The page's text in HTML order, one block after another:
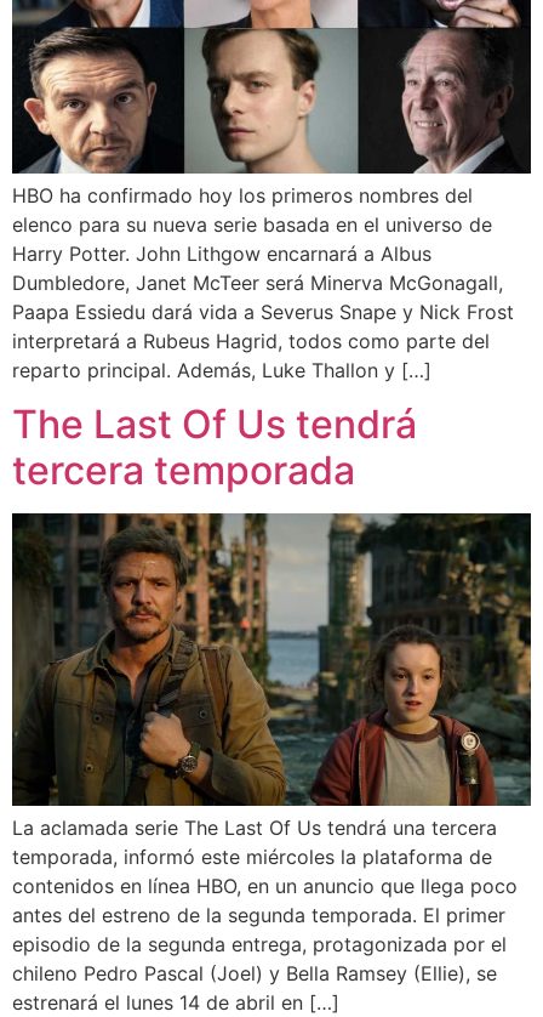
HBO ha confirmado hoy los primeros nombres del
elenco para su nueva serie basada en el universo de
Harry Potter. John Lithgow encarnará a Albus
Dumbledore, Janet McTeer será Minerva McGonagall,
Paapa Essiedu dará vida a Severus Snape y Nick Frost
interpretará a Rubeus Hagrid, todos como parte del
reparto principal. Además, Luke Thallon y […]
The Last Of Us tendrá
tercera temporada
La aclamada serie The Last Of Us tendrá una tercera
temporada, informó este miércoles la plataforma de
contenidos en línea HBO, en un anuncio que llega poco
antes del estreno de la segunda temporada. El primer
episodio de la segunda entrega, protagonizada por el
chileno Pedro Pascal (Joel) y Bella Ramsey (Ellie), se
estrenará el lunes 14 de abril en […]